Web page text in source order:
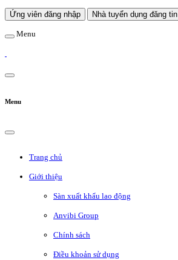
Ứng viên đăng nhập Nhà tuyển dụng đăng tin
Menu
Menu
Trang chủ
Giới thiệu
Sàn xuất khẩu lao động
Anvibi Group
Chính sách
Điều khoản sử dụng